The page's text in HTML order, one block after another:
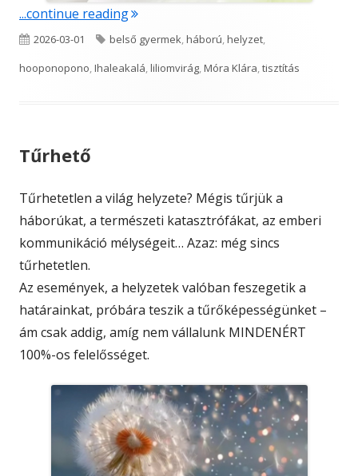
...continue reading"Ihaleakala lilioma"
Published
on
2026-03-01 Tags
belső gyermek,háború,helyzet,
hooponopono,Ihaleakalá,liliomvirág,Móra Klára,tisztítás
Tűrhető
Tűrhetetlen a világ helyzete? Mégis tűrjük a
háborúkat, a természeti katasztrófákat, az emberi
kommunikáció mélységeit… Azaz: még sincs
tűrhetetlen.
Az események, a helyzetek valóban feszegetik a
határainkat, próbára teszik a tűrőképességünket –
ám csak addig, amíg nem vállalunk MINDENÉRT
100%-os felelősséget.